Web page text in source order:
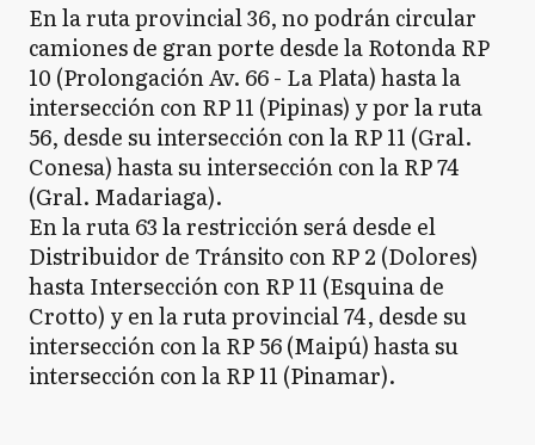
En la ruta provincial 36, no podrán circular
camiones de gran porte desde la Rotonda RP
10 (Prolongación Av. 66 - La Plata) hasta la
intersección con RP 11 (Pipinas) y por la ruta
56, desde su intersección con la RP 11 (Gral.
Conesa) hasta su intersección con la RP 74
(Gral. Madariaga).
En la ruta 63 la restricción será desde el
Distribuidor de Tránsito con RP 2 (Dolores)
hasta Intersección con RP 11 (Esquina de
Crotto) y en la ruta provincial 74, desde su
intersección con la RP 56 (Maipú) hasta su
intersección con la RP 11 (Pinamar).